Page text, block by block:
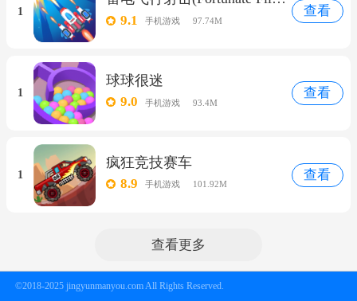
1
9.1 手机游戏 97.74M
查看
1
球球很迷
9.0 手机游戏 93.4M
查看
1
疯狂竞技赛车
8.9 手机游戏 101.92M
查看
查看更多
©2018-2025 jingyunmanyou.com All Rights Reserved.